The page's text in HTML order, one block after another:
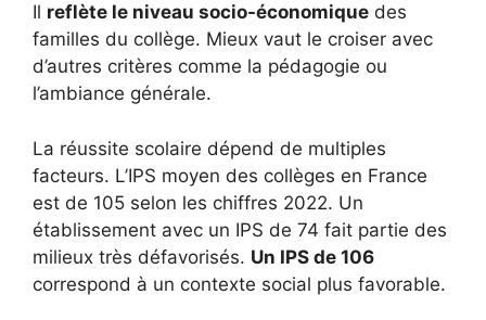
Il reflète le niveau socio-économique des
familles du collège. Mieux vaut le croiser avec
d’autres critères comme la pédagogie ou
l’ambiance générale.
La réussite scolaire dépend de multiples
facteurs. L’IPS moyen des collèges en France
est de 105 selon les chiffres 2022. Un
établissement avec un IPS de 74 fait partie des
milieux très défavorisés. Un IPS de 106
correspond à un contexte social plus favorable.